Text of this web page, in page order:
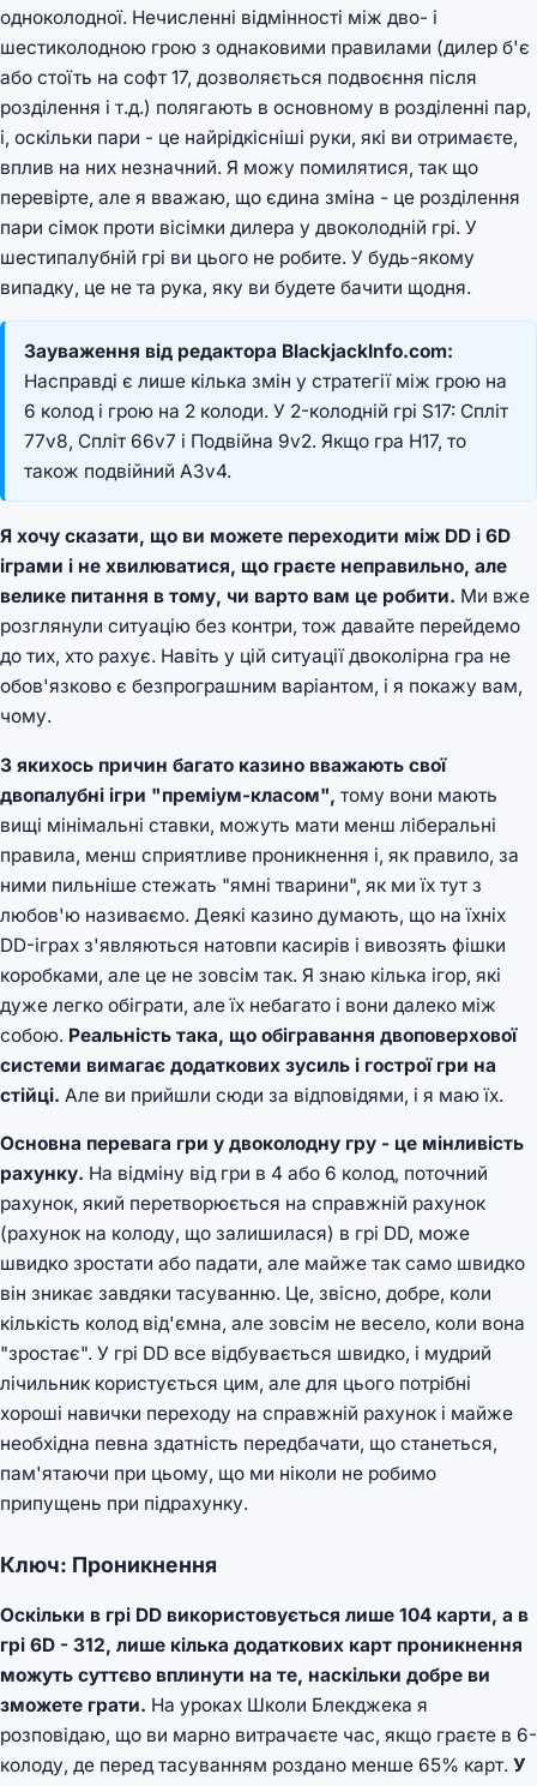
одноколодної. Нечисленні відмінності між дво- і
шестиколодною грою з однаковими правилами (дилер б'є
або стоїть на софт 17, дозволяється подвоєння після
розділення і т.д.) полягають в основному в розділенні пар,
і, оскільки пари - це найрідкісніші руки, які ви отримаєте,
вплив на них незначний. Я можу помилятися, так що
перевірте, але я вважаю, що єдина зміна - це розділення
пари сімок проти вісімки дилера у двоколодній грі. У
шестипалубній грі ви цього не робите. У будь-якому
випадку, це не та рука, яку ви будете бачити щодня.
Зауваження від редактора BlackjackInfo.com:
Насправді є лише кілька змін у стратегії між грою на
6 колод і грою на 2 колоди. У 2-колодній грі S17: Спліт
77v8, Спліт 66v7 і Подвійна 9v2. Якщо гра H17, то
також подвійний A3v4.
Я хочу сказати, що ви можете переходити між DD і 6D
іграми і не хвилюватися, що граєте неправильно, але
велике питання в тому, чи варто вам це робити. Ми вже
розглянули ситуацію без контри, тож давайте перейдемо
до тих, хто рахує. Навіть у цій ситуації двоколірна гра не
обов'язково є безпрограшним варіантом, і я покажу вам,
чому.
З якихось причин багато казино вважають свої
двопалубні ігри "преміум-класом", тому вони мають
вищі мінімальні ставки, можуть мати менш ліберальні
правила, менш сприятливе проникнення і, як правило, за
ними пильніше стежать "ямні тварини", як ми їх тут з
любов'ю називаємо. Деякі казино думають, що на їхніх
DD-іграх з'являються натовпи касирів і вивозять фішки
коробками, але це не зовсім так. Я знаю кілька ігор, які
дуже легко обіграти, але їх небагато і вони далеко між
собою. Реальність така, що обігравання двоповерхової
системи вимагає додаткових зусиль і гострої гри на
стійці. Але ви прийшли сюди за відповідями, і я маю їх.
Основна перевага гри у двоколодну гру - це мінливість
рахунку. На відміну від гри в 4 або 6 колод, поточний
рахунок, який перетворюється на справжній рахунок
(рахунок на колоду, що залишилася) в грі DD, може
швидко зростати або падати, але майже так само швидко
він зникає завдяки тасуванню. Це, звісно, добре, коли
кількість колод від'ємна, але зовсім не весело, коли вона
"зростає". У грі DD все відбувається швидко, і мудрий
лічильник користується цим, але для цього потрібні
хороші навички переходу на справжній рахунок і майже
необхідна певна здатність передбачати, що станеться,
пам'ятаючи при цьому, що ми ніколи не робимо
припущень при підрахунку.
Ключ: Проникнення
Оскільки в грі DD використовується лише 104 карти, а в
грі 6D - 312, лише кілька додаткових карт проникнення
можуть суттєво вплинути на те, наскільки добре ви
зможете грати. На уроках Школи Блекджека я
розповідаю, що ви марно витрачаєте час, якщо граєте в 6-
колоду, де перед тасуванням роздано менше 65% карт. У